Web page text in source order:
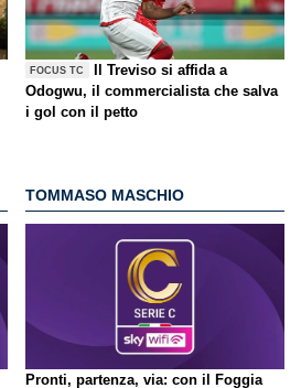
FOCUS TC
Il Treviso si affida a
Odogwu, il commercialista che salva
i gol con il petto
TOMMASO MASCHIO
Pronti, partenza, via: con il Foggia